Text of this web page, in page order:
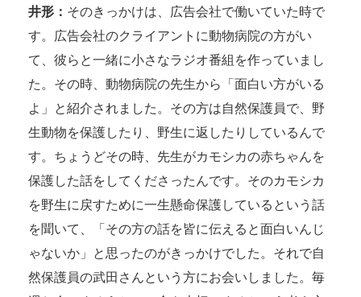
井形： そのきっかけは、広告会社で働いていた時で
す。広告会社のクライアントに動物病院の方がい
て、彼らと一緒に小さなラジオ番組を作っていまし
た。その時、動物病院の先生から「面白い方がいる
よ」と紹介されました。その方は自然保護員で、野
生動物を保護したり、野生に返したりしているんで
す。ちょうどその時、先生がカモシカの赤ちゃんを
保護した話をしてくださったんです。そのカモシカ
を野生に戻すために一生懸命保護しているという話
を聞いて、「その方の話を皆に伝えると面白いんじ
ゃないか」と思ったのがきっかけでした。それで自
然保護員の武田さんという方にお会いしました。毎